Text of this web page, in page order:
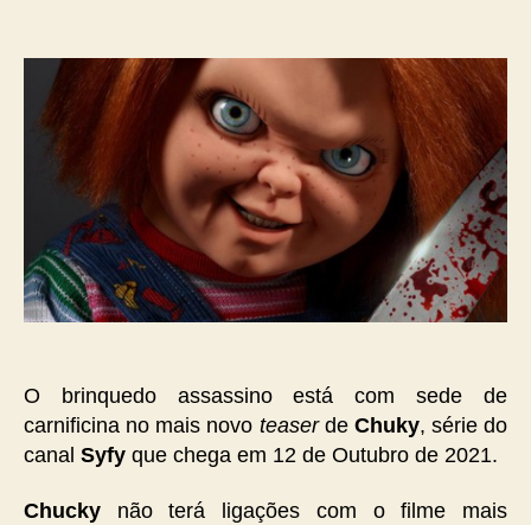
O brinquedo assassino está com sede de
carnificina no mais novo teaserde Chuky, série do
canal Syfy que chega em 12 de Outubro de 2021.
Chucky não terá ligações com o filme mais